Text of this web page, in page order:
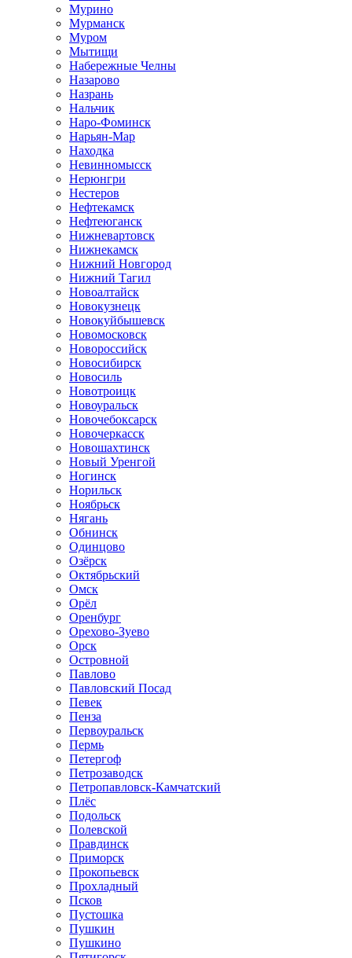
Мурино
Мурманск
Муром
Мытищи
Набережные Челны
Назарово
Назрань
Нальчик
Наро-Фоминск
Нарьян-Мар
Находка
Невинномысск
Нерюнгри
Нестеров
Нефтекамск
Нефтеюганск
Нижневартовск
Нижнекамск
Нижний Новгород
Нижний Тагил
Новоалтайск
Новокузнецк
Новокуйбышевск
Новомосковск
Новороссийск
Новосибирск
Новосиль
Новотроицк
Новоуральск
Новочебоксарск
Новочеркасск
Новошахтинск
Новый Уренгой
Ногинск
Норильск
Ноябрьск
Нягань
Обнинск
Одинцово
Озёрск
Октябрьский
Омск
Орёл
Оренбург
Орехово-Зуево
Орск
Островной
Павлово
Павловский Посад
Певек
Пенза
Первоуральск
Пермь
Петергоф
Петрозаводск
Петропавловск-Камчатский
Плёс
Подольск
Полевской
Правдинск
Приморск
Прокопьевск
Прохладный
Псков
Пустошка
Пушкин
Пушкино